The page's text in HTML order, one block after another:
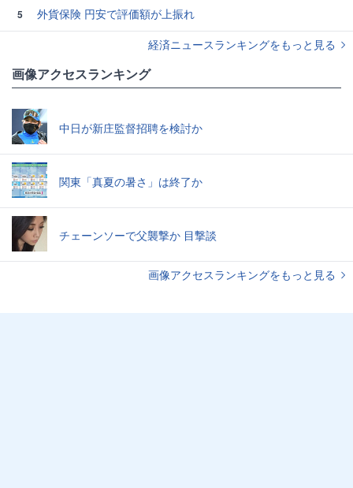
5
外貨保険 円安で評価額が上振れ
経済ニュースランキングをもっと見る
画像アクセスランキング
中日が新庄監督招聘を検討か
関東「真夏の暑さ」は終了か
チェーンソーで父襲撃か 目撃談
画像アクセスランキングをもっと見る